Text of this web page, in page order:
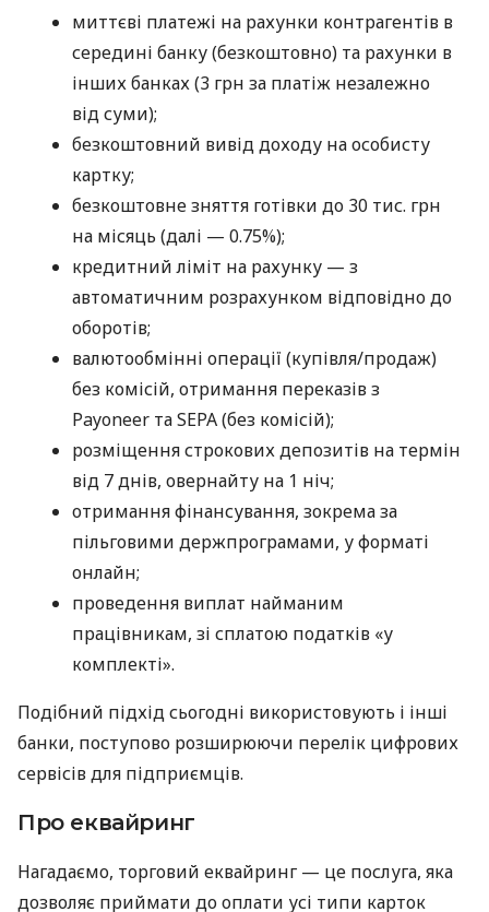
миттєві платежі на рахунки контрагентів в
середині банку (безкоштовно) та рахунки в
інших банках (3 грн за платіж незалежно
від суми);
безкоштовний вивід доходу на особисту
картку;
безкоштовне зняття готівки до 30 тис. грн
на місяць (далі — 0.75%);
кредитний ліміт на рахунку — з
автоматичним розрахунком відповідно до
оборотів;
валютообмінні операції (купівля/продаж)
без комісій, отримання переказів з
Payoneer та SEPA (без комісій);
розміщення строкових депозитів на термін
від 7 днів, овернайту на 1 ніч;
отримання фінансування, зокрема за
пільговими держпрограмами, у форматі
онлайн;
проведення виплат найманим
працівникам, зі сплатою податків «у
комплекті».
Подібний підхід сьогодні використовують і інші
банки, поступово розширюючи перелік цифрових
сервісів для підприємців.
Про еквайринг
Нагадаємо, торговий еквайринг — це послуга, яка
дозволяє приймати до оплати усі типи карток